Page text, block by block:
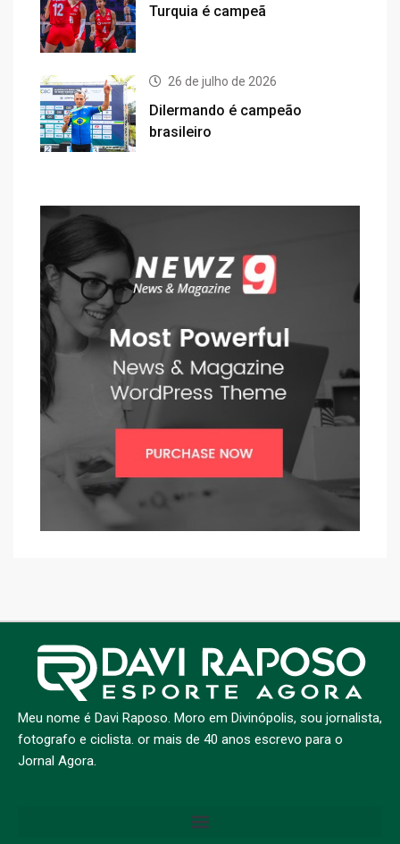
Turquia é campeã
26 de julho de 2026
Dilermando é campeão
brasileiro
Meu nome é Davi Raposo. Moro em Divinópolis, sou jornalista,
fotografo e ciclista. or mais de 40 anos escrevo para o
Jornal Agora.